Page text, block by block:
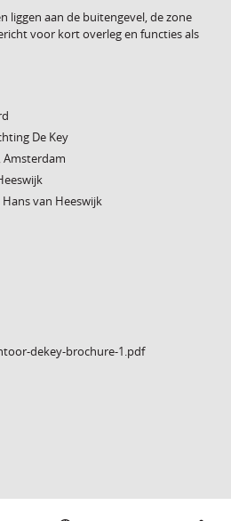
liggen aan de buitengevel, de zone
voor kort overleg en functies als
De Key
Amsterdam
Hans van Heeswijk
dekey-brochure-1.pdf